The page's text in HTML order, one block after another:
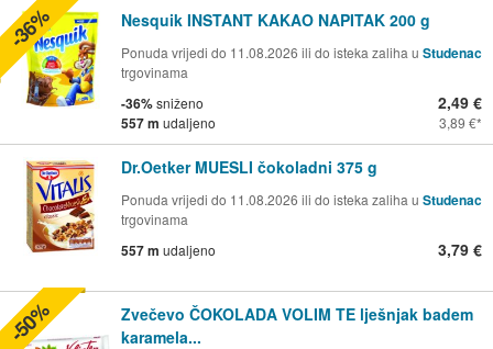
Nesquik INSTANT KAKAO NAPITAK 200 g
Ponuda vrijedi do 11.08.2026 ili do isteka zaliha u Studenac
trgovinama
-36%sniženo
557 m udaljeno
2,49 €
3,89 €
-36%
Dr.Oetker MUESLI čokoladni 375 g
Ponuda vrijedi do 11.08.2026 ili do isteka zaliha u Studenac
trgovinama
557 m udaljeno 3,79 €
Zvečevo ČOKOLADA VOLIM TE lješnjak badem
karamela...
-50%